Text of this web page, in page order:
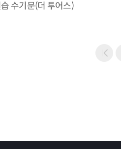
수기문(더 투어스)